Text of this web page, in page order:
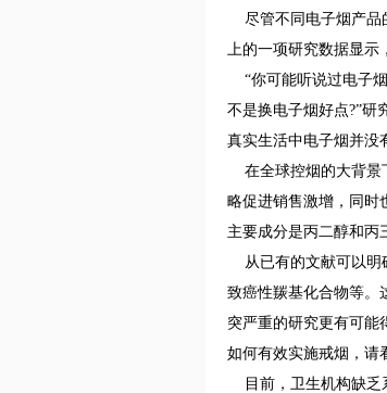
尽管不同电子烟产品
上的一项研究数据显示
“你可能听说过电子
不是换电子烟好点?”研
真实生活中电子烟并没
在全球控烟的大背景
略促进销售激增，同时
主要成分是丙二醇和丙
从已有的文献可以明
致癌性羰基化合物等。
突严重的研究更有可能
如何有效实施戒烟，请
目前，卫生机构缺乏